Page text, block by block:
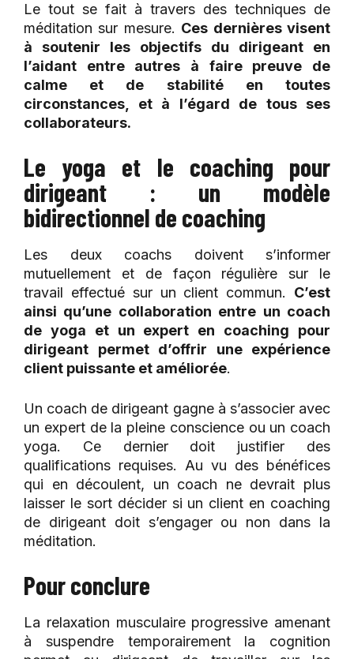
Le tout se fait à travers des techniques de
méditation sur mesure. Ces dernières visent
à soutenir les objectifs du dirigeant en
l’aidant entre autres à faire preuve de
calme et de stabilité en toutes
circonstances, et à l’égard de tous ses
collaborateurs.
Le yoga et le coaching pour
dirigeant : un modèle
bidirectionnel de coaching
Les deux coachs doivent s’informer
mutuellement et de façon régulière sur le
travail effectué sur un client commun. C’est
ainsi qu’une collaboration entre un coach
de yoga et un expert en coaching pour
dirigeant permet d’offrir une expérience
client puissante et améliorée.
Un coach de dirigeant gagne à s’associer avec
un expert de la pleine conscience ou un coach
yoga. Ce dernier doit justifier des
qualifications requises. Au vu des bénéfices
qui en découlent, un coach ne devrait plus
laisser le sort décider si un client en coaching
de dirigeant doit s’engager ou non dans la
méditation.
Pour conclure
La relaxation musculaire progressive amenant
à suspendre temporairement la cognition